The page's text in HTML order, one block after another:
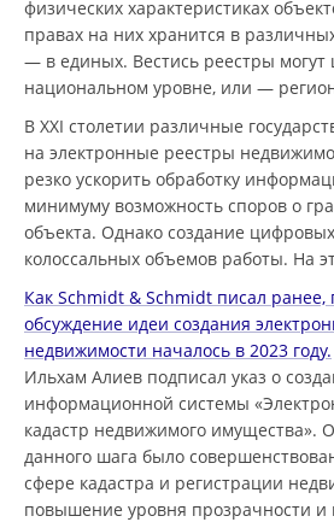
физических характеристиках
правах на них хранится в
— в единых. Вестись реестры могут
национальном уровне, или —
В XXI столетии различные
на электронные реестры
резко ускорить обработку
минимуму возможность споров о
объекта. Однако создание
колоссальных объемов работы. На
Как Schmidt & Schmidt писал ранее,
обсуждение идеи создания
недвижимости началось в 2023 году.
Ильхам Алиев подписал указ о
информационной системы
кадастр недвижимого имущества».
данного шага было
сфере кадастра и регистрации
повышение уровня прозрачности и